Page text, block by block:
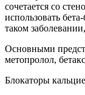
сочетается со
использовать
таком
Основными
метопролол,
Блокаторы